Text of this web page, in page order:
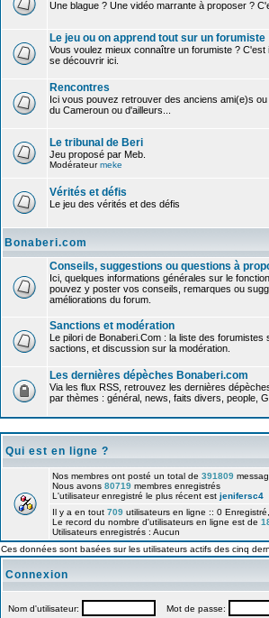
Une blague ? Une vidéo marrante à proposer ?
Le jeu ou on apprend tout sur un forumiste
Vous voulez mieux connaître un forumiste ? C'est
se découvrir ici.
Rencontres
Ici vous pouvez retrouver des anciens ami(e)s
du Cameroun ou d'ailleurs...
Le tribunal de Beri
Jeu proposé par Meb.
Modérateurmeke
Vérités et défis
Le jeu des vérités et des défis
Bonaberi.com
Conseils, suggestions ou questions à
Ici, quelques informations générales sur le
pouvez y poster vos conseils, remarques ou
améliorations du forum.
Sanctions et modération
Le pilori de Bonaberi.Com : la liste des
sactions, et discussion sur la modération.
Les dernières dépèches Bonaberi.com
Via les flux RSS, retrouvez les dernières
par thèmes : général, news, faits divers, people,
Qui est en ligne ?
Nos membres ont posté un total de 391809
Nous avons 80719 membres enregistrés
L'utilisateur enregistré le plus récent est jenifersc4
Il y a en tout 709 utilisateurs en ligne :: 0
Le record du nombre d'utilisateurs en ligne est de
Utilisateurs enregistrés : Aucun
Ces données sont basées sur les utilisateurs actifs des cinq
Connexion
Nom d'utilisateur: Mot de passe: